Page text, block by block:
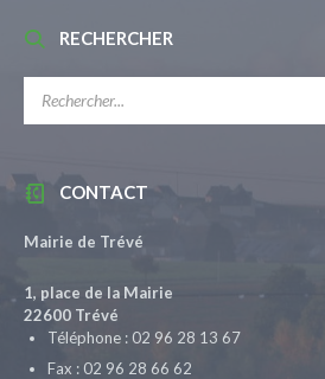
RECHERCHER
CONTACT
Mairie de Trévé
1, place de la Mairie
22600 Trévé
Téléphone : 02 96 28 13 67
Fax : 02 96 28 66 62